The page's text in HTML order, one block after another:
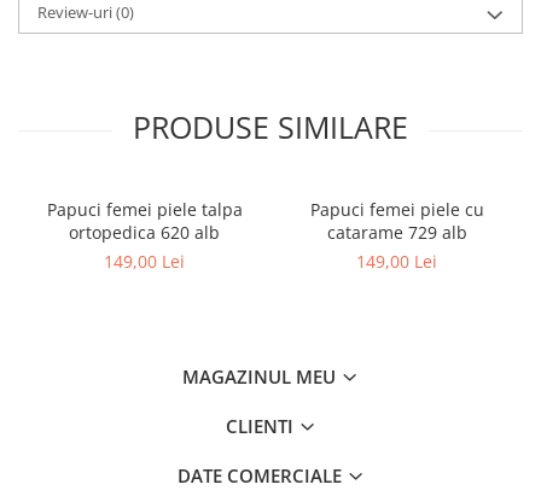
Review-uri(0)
PRODUSE SIMILARE
Papuci femei piele talpa
ortopedica 620 alb
149,00 Lei
Papuci femei piele cu
catarame 729 alb
149,00 Lei
MAGAZINUL MEU
CLIENTI
DATE COMERCIALE